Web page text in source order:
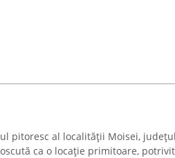
pitoresc al localității Moisei,
ca o locație primitoare,